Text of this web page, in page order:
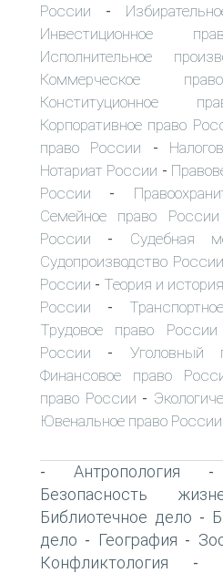
России -
Инвестиционное
Исполнительное
Коммерческое
Конституционное
Корпоративное право
право России -
Нотариат России -
России -
Семейное право России
России - Судебная
Судопроизводство России
России - Теория и
России -
Трудовое право России
России - Уголовный
Финансовое право
право России -
Ювенальное право России
- Антропология
Безопасность
Библиотечное дело -
дело - География -
Конфликтология -